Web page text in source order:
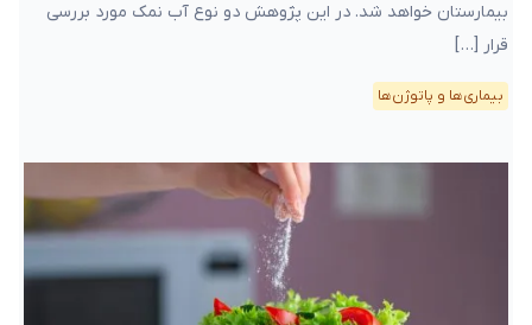
بیمارستان خواهد شد. در این پژوهش دو نوع آب نمک مورد بررسی
قرار […]
بیماری‌ها و پاتوژن‌ها